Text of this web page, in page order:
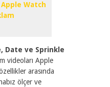
Apple Watch
Date ve Sprinkle
videoları Apple
arasında
ölçer ve